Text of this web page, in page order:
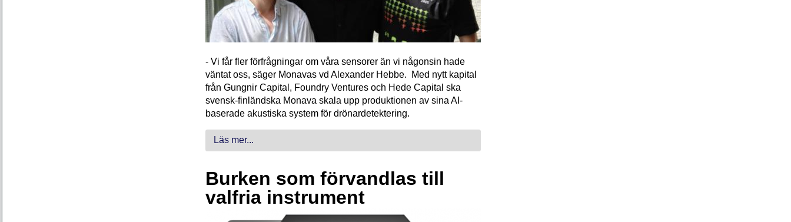
- Vi får fler förfrågningar om våra sensorer än vi någonsin hade
väntat oss, säger Monavas vd Alexander Hebbe. Med nytt kapital
från Gungnir Capital, Foundry Ventures och Hede Capital ska
svensk-finländska Monava skala upp produktionen av sina AI-
baserade akustiska system för drönardetektering.
Läs mer...
Burken som förvandlas till
valfria instrument